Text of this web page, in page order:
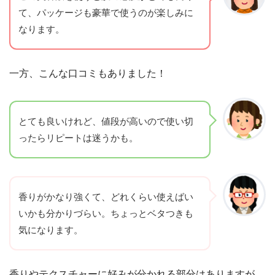
て、パッケージも豪華で使うのが楽しみに
なります。
一方、こんな口コミもありました！
とても良いけれど、値段が高いので使い切
ったらリピートは迷うかも。
香りがかなり強くて、どれくらい使えばい
いかも分かりづらい。ちょっとベタつきも
気になります。